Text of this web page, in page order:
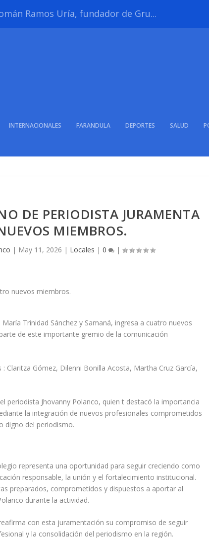
Ramos Uría, fundador de Gru...
INTERNACIONALES FARANDULA DEPORTES SALUD
DE PERIODISTA JURAMENTA
MIEMBROS.
| May 11, 2026 | Locales |0 |
Trinidad Sánchez y Samaná, ingresa a cuatro nuevos
de este importante gremio de la comunicación
Claritza Gómez, Dilenni Bonilla Acosta, Martha Cruz García,
periodista Jhovanny Polanco, quien t destacó la importancia
la integración de nuevos profesionales comprometidos
digno del periodismo.
representa una oportunidad para seguir creciendo como
responsable, la unión y el fortalecimiento institucional.
preparados, comprometidos y dispuestos a aportar al
durante la actividad.
con esta juramentación su compromiso de seguir
y la consolidación del periodismo en la región.